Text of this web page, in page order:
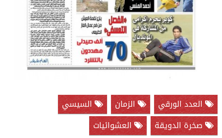
العدد الورقي الزمان
السيسي
صخرة الدويقة
العشوائيات